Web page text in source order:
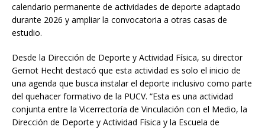
calendario permanente de actividades de deporte adaptado
durante 2026 y ampliar la convocatoria a otras casas de
estudio.
Desde la Dirección de Deporte y Actividad Física, su director
Gernot Hecht destacó que esta actividad es solo el inicio de
una agenda que busca instalar el deporte inclusivo como parte
del quehacer formativo de la PUCV. “Esta es una actividad
conjunta entre la Vicerrectoría de Vinculación con el Medio, la
Dirección de Deporte y Actividad Física y la Escuela de